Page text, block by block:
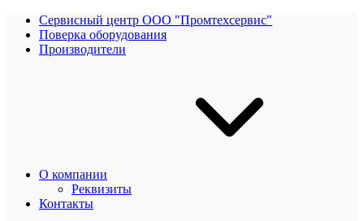
Сервисный центр ООО "Промтехсервис"
Поверка оборудования
Производители
О компании
Реквизиты
Контакты